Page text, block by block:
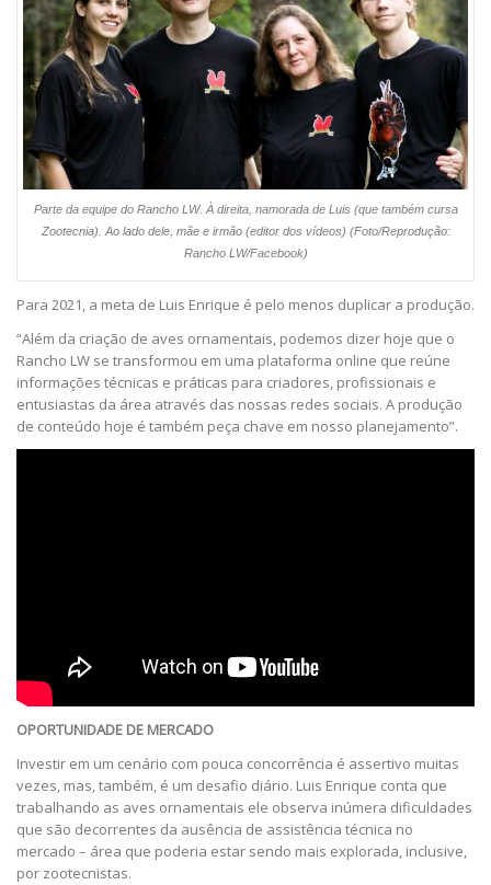
Parte da equipe do Rancho LW. À direita, namorada de Luis (que também cursa
Zootecnia). Ao lado dele, mãe e irmão (editor dos vídeos) (Foto/Reprodução:
Rancho LW/Facebook)
Para 2021, a meta de Luis Enrique é pelo menos duplicar a produção.
“Além da criação de aves ornamentais, podemos dizer hoje que o
Rancho LW se transformou em uma plataforma online que reúne
informações técnicas e práticas para criadores, profissionais e
entusiastas da área através das nossas redes sociais. A produção
de conteúdo hoje é também peça chave em nosso planejamento”.
OPORTUNIDADE DE MERCADO
Investir em um cenário com pouca concorrência é assertivo muitas
vezes, mas, também, é um desafio diário. Luis Enrique conta que
trabalhando as aves ornamentais ele observa inúmera dificuldades
que são decorrentes da ausência de assistência técnica no
mercado – área que poderia estar sendo mais explorada, inclusive,
por zootecnistas.